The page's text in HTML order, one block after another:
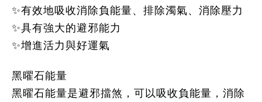
✨有效地吸收消除負能量、排除濁氣、消除壓力
✨具有強大的避邪能力
✨增進活力與好運氣
黑曜石能量
黑曜石能量是避邪擋煞，可以吸收負能量，消除